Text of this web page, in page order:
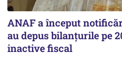
ANAF a început
au depus bilanțurile pe
inactive fiscal